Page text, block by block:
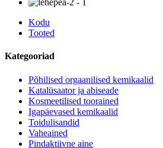
Kodu
Tooted
Kategooriad
Põhilised orgaanilised kemikaalid
Katalüsaator ja abiseade
Kosmeetilised toorained
Igapäevased kemikaalid
Toidulisandid
Vaheained
Pindaktiivne aine